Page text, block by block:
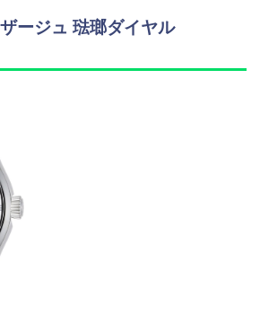
ージュ 琺瑯ダイヤル